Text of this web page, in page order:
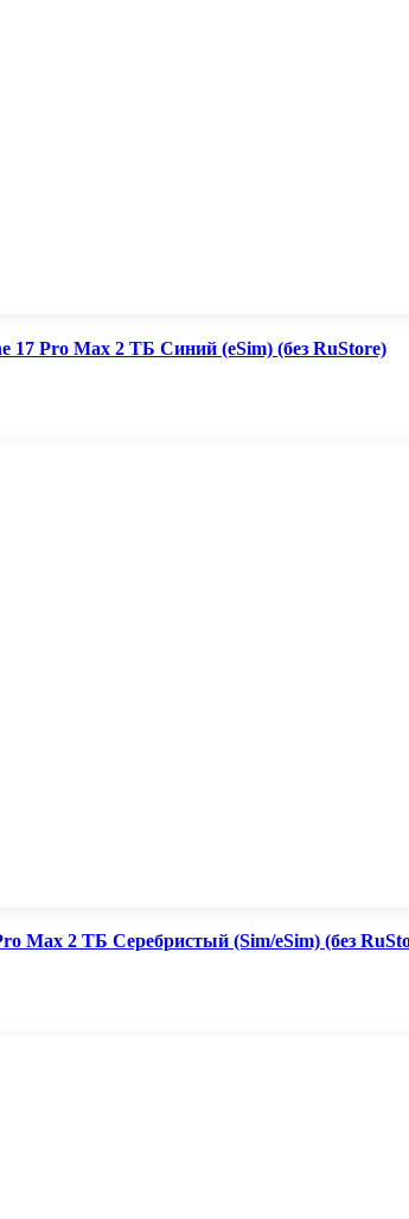
17 Pro Max 2 ТБ Синий (eSim) (без RuStore)
Max 2 ТБ Серебристый (Sim/eSim) (без